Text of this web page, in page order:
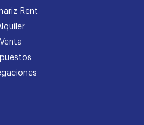
Rent
Venta